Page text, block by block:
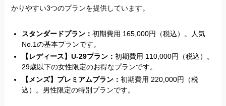
かりやすい3つのプランを提供しています。
スタンダードプラン：初期費用 165,000円（税込）。人気
No.1の基本プランです。
【レディース】U-29プラン：初期費用 110,000円（税込）。
29歳以下の女性限定のお得なプランです。
【メンズ】プレミアムプラン：初期費用 220,000円（税
込）。男性限定の特別プランです。